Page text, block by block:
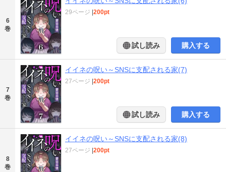
6
巻
29ページ 200pt
試し読み 購入する
7
巻
イイネの呪い～SNSに支配される家(7)
27ページ 200pt
試し読み 購入する
8
巻
イイネの呪い～SNSに支配される家(8)
27ページ 200pt